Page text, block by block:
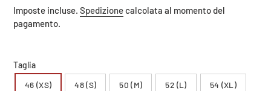
di
listino
Imposte incluse. Spedizionecalcolata al momento del
pagamento.
Taglia
46 (XS)
48 (S) 50 (M) 52 (L) 54 (XL)